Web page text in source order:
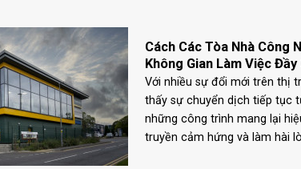
Cách Các Tòa Nhà Công
Không Gian Làm Việc Đầy
Với nhiều sự đổi mới trên thị
thấy sự chuyển dịch tiếp tục
những công trình mang lại
truyền cảm hứng và làm hài